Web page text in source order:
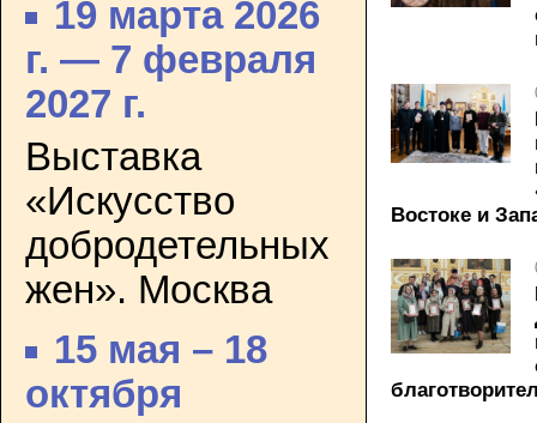
19 марта 2026
г. — 7 февраля
2027 г.
Выставка
«Искусство
добродетельных
жен». Москва
15 мая – 18
октября
Востоке и